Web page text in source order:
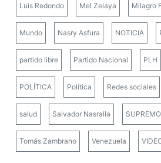
Luis Redondo Mel Zelaya Milagro
Mundo Nasry Asfura NOTICIA
partido libre Partido Nacional PLH
POLÍTICA Política Redes sociales
salud Salvador Nasralla SUPREMO
Tomás Zambrano Venezuela